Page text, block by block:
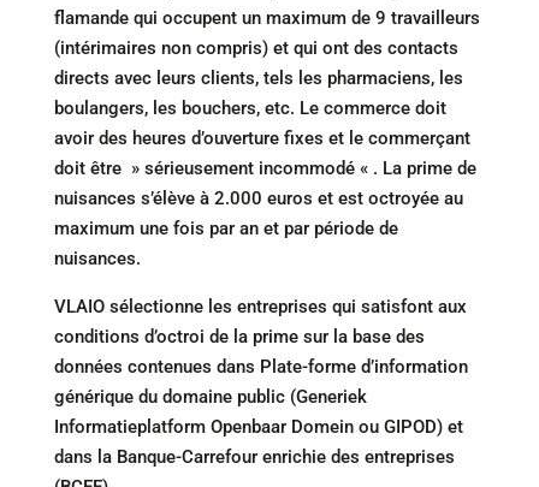
flamande qui occupent un maximum de 9 travailleurs
(intérimaires non compris) et qui ont des contacts
directs avec leurs clients, tels les pharmaciens, les
boulangers, les bouchers, etc. Le commerce doit
avoir des heures d’ouverture fixes et le commerçant
doit être » sérieusement incommodé « . La prime de
nuisances s’élève à 2.000 euros et est octroyée au
maximum une fois par an et par période de
nuisances.
VLAIO sélectionne les entreprises qui satisfont aux
conditions d’octroi de la prime sur la base des
données contenues dans Plate-forme d’information
générique du domaine public (Generiek
Informatieplatform Openbaar Domein ou GIPOD) et
dans la Banque-Carrefour enrichie des entreprises